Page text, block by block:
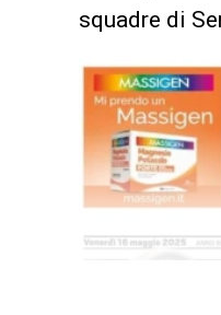
squadre di